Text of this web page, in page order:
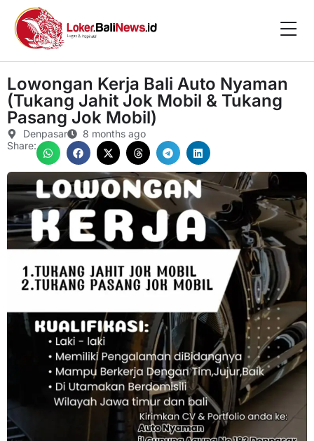
Lowongan Kerja Bali Auto Nyaman
(Tukang Jahit Jok Mobil & Tukang
Pasang Jok Mobil)
Denpasar
8 months ago
Share: